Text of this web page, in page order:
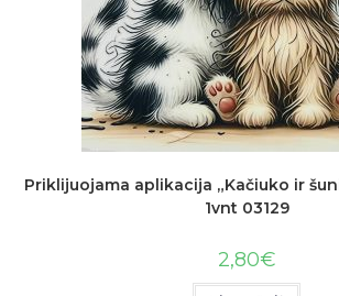
Priklijuojama aplikacija „Kačiuko ir
1vnt 03129
2,80€